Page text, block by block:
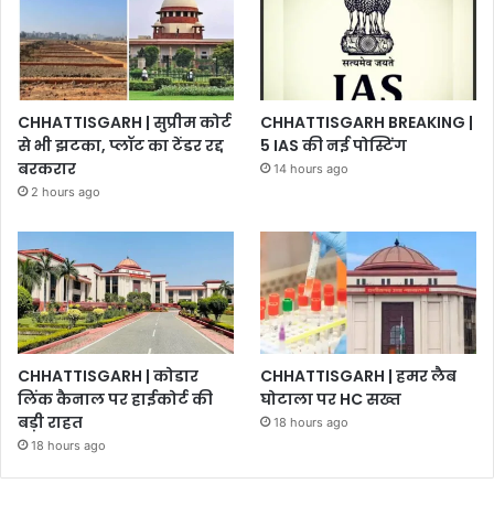
CHHATTISGARH | सुप्रीम कोर्ट
से भी झटका, प्लॉट का टेंडर रद्द
बरकरार
2 hours ago
CHHATTISGARH BREAKING |
5 IAS की नई पोस्टिंग
14 hours ago
CHHATTISGARH | कोडार
लिंक कैनाल पर हाईकोर्ट की
बड़ी राहत
18 hours ago
CHHATTISGARH | हमर लैब
घोटाला पर HC सख्त
18 hours ago